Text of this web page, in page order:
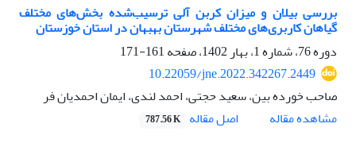
بررسی بیلان و میزان کربن آلی ترسیب‌شده بخش‌های مختلف
گیاهان کاربری‌های مختلف شهرستان بهبهان در استان خوزستان
دوره 76، شماره 1، بهار 1402، صفحه
161-171
10.22059/jne.2022.342267.2449
صاحب خورده بین، سعید حجتی، احمد لندی، ایمان احمدیان فر
مشاهده مقاله
اصل مقاله 787.56 K